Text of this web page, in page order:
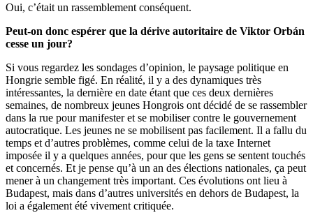
Oui, c’était un rassemblement conséquent.
Peut-on donc espérer que la dérive autoritaire de Viktor Orbán
cesse un jour?
Si vous regardez les sondages d’opinion, le paysage politique en
Hongrie semble figé. En réalité, il y a des dynamiques très
intéressantes, la dernière en date étant que ces deux dernières
semaines, de nombreux jeunes Hongrois ont décidé de se rassembler
dans la rue pour manifester et se mobiliser contre le gouvernement
autocratique. Les jeunes ne se mobilisent pas facilement. Il a fallu du
temps et d’autres problèmes, comme celui de la taxe Internet
imposée il y a quelques années, pour que les gens se sentent touchés
et concernés. Et je pense qu’à un an des élections nationales, ça peut
mener à un changement très important. Ces évolutions ont lieu à
Budapest, mais dans d’autres universités en dehors de Budapest, la
loi a également été vivement critiquée.